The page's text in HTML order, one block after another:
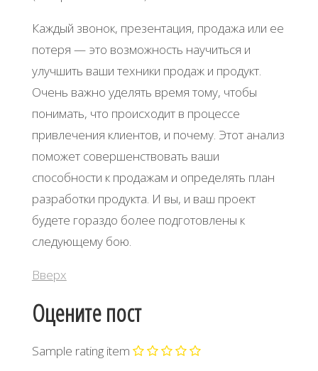
Каждый звонок, презентация, продажа или ее
потеря — это возможность научиться и
улучшить ваши техники продаж и продукт.
Очень важно уделять время тому, чтобы
понимать, что происходит в процессе
привлечения клиентов, и почему. Этот анализ
поможет совершенствовать ваши
способности к продажам и определять план
разработки продукта. И вы, и ваш проект
будете гораздо более подготовлены к
следующему бою.
Вверх
Оцените пост
Sample rating item